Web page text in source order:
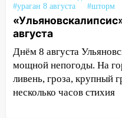
15:04
после шторма:
затопленные улицы
14:28 Ураган
Деева в Заволжье
14:26 Жители
пытаются
#ураган 8 августа
#шторм
августа
Днём 8 августа
мощной непогоды. На
ливень, гроза, крупный
несколько часов стихия